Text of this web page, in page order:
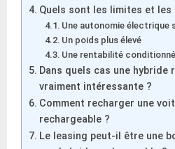
Quels sont les limites et les
Une autonomie électrique
Un poids plus élevé
Une rentabilité
Dans quels cas une hybride
vraiment intéressante ?
Comment recharger une
rechargeable ?
Le leasing peut-il être une